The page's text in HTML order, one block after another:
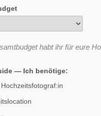
habt ihr für eure
— Ich benötige: